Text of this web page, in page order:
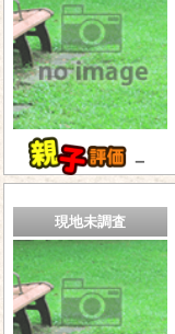
－
現地未調査